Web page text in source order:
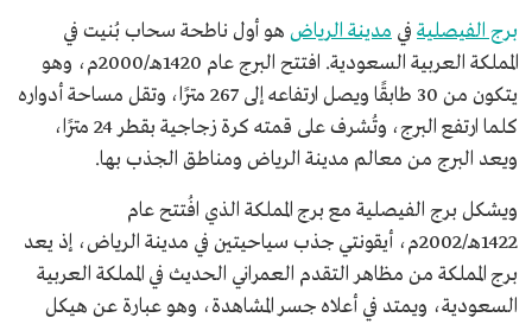
برج الفيصلية في مدينة الرياض هو أول ناطحة سحاب بُنيت في
المملكة العربية السعودية. افتتح البرج عام 1420هـ/2000م، وهو
يتكون من 30 طابقًا ويصل ارتفاعه إلى 267 مترًا، وتقل مساحة أدواره
كلما ارتفع البرج، وتُشرف على قمته كرة زجاجية بقطر 24 مترًا،
ويعد البرج من معالم مدينة الرياض ومناطق الجذب بها.
ويشكل برج الفيصلية مع برج المملكة الذي افُتتح عام
1422هـ/2002م، أيقونتي جذب سياحيتين في مدينة الرياض، إذ يعد
برج المملكة من مظاهر التقدم العمراني الحديث في المملكة العربية
السعودية، ويمتد في أعلاه جسر المشاهدة، وهو عبارة عن هيكل